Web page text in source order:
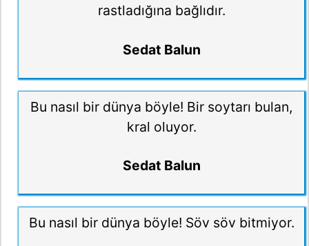
rastladığına bağlıdır.
Sedat Balun
Bu nasıl bir dünya böyle! Bir soytarı bulan,
kral oluyor.
Sedat Balun
Bu nasıl bir dünya böyle! Söv söv bitmiyor.